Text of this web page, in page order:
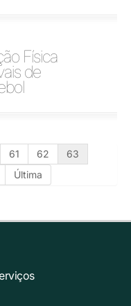
Física
de
61 62
63
Última